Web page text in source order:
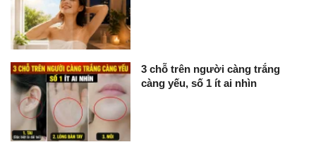
3 chỗ trên người càng trắng
càng yếu, số 1 ít ai nhìn